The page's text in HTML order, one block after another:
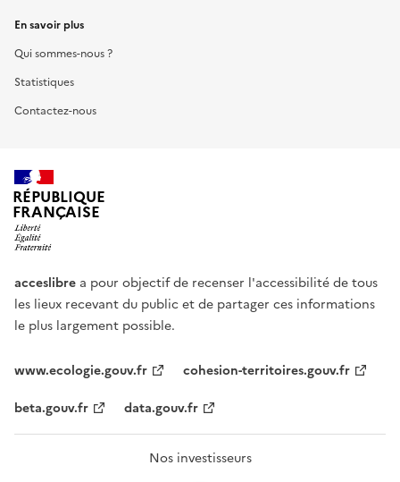
En savoir plus
Qui sommes-nous ?
Statistiques
Contactez-nous
RÉPUBLIQUE
FRANÇAISE
acceslibre a pour objectif de recenser l'accessibilité de tous
les lieux recevant du public et de partager ces informations
le plus largement possible.
www.ecologie.gouv.fr
cohesion-territoires.gouv.fr
beta.gouv.fr
data.gouv.fr
Nos investisseurs